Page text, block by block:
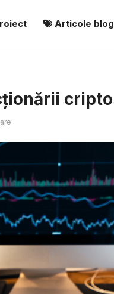
Articole blog
cripto